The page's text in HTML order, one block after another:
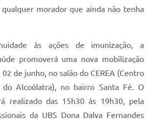
morador que ainda não tenha
às ações de imunização, a
promoverá uma nova mobilização
de junho, no salão do CEREA (Centro
do Alcoólatra), no bairro Santa Fé. O
realizado das 15h30 às 19h30, pela
da UBS Dona Dalva Fernandes